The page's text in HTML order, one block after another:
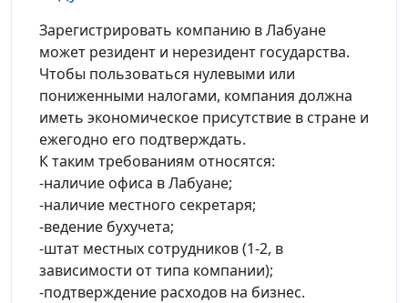
Зарегистрировать компанию в Лабуане
может резидент и нерезидент государства.
Чтобы пользоваться нулевыми или
пониженными налогами, компания должна
иметь экономическое присутствие в стране и
ежегодно его подтверждать.
К таким требованиям относятся:
-наличие офиса в Лабуане;
-наличие местного секретаря;
-ведение бухучета;
-штат местных сотрудников (1-2, в
зависимости от типа компании);
-подтверждение расходов на бизнес.